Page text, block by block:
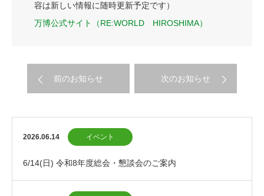
容は新しい情報に随時更新予定です）
万博公式サイト（RE:WORLD HIROSHIMA）
前のお知らせ 次のお知らせ
2026.06.14 イベント
6/14(日) 令和8年度総会・懇談会のご案内